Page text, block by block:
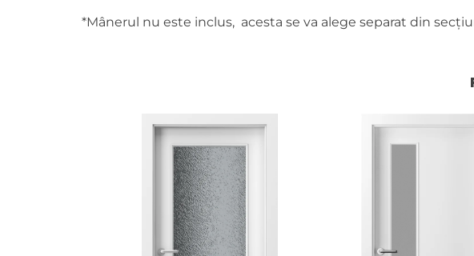
*Mânerul nu este inclus, acesta se va alege separat din